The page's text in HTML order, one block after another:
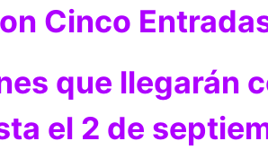
Cinco
que llegarán
el 2 de